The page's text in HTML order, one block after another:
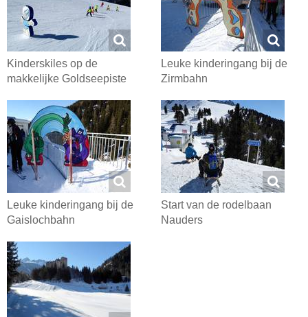
Kinderskiles op de
makkelijke Goldseepiste
Leuke kinderingang bij de
Zirmbahn
Leuke kinderingang bij de
Gaislochbahn
Start van de rodelbaan
Nauders